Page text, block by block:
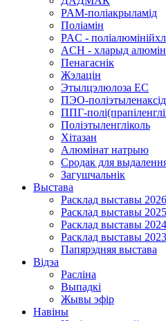
PAM-поліакрыламід
Поліамін
PAC -
ACH - хларыд
Пенагаснік
Жэлацін
Этылцэлюлоза EC
ПЭО-поліэтыленаксід
ППГ-
Поліэтыленгліколь
Хітазан
Алюмінат натрыю
Сродак для
Загушчальнік
Выстава
Расклад выставы
Расклад выставы
Расклад выставы
Расклад выставы
Папярэдняя выстава
Відэа
Расліна
Выпадкі
Жывы эфір
Навіны